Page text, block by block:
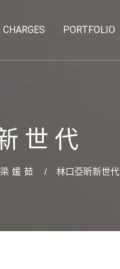
PORTFOLIO
世代
梁媛茹 林口亞昕新世代